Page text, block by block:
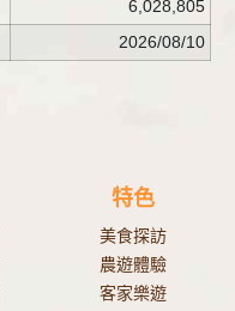
6,028,805
2026/08/10
特色
美食探訪
農遊體驗
客家樂遊